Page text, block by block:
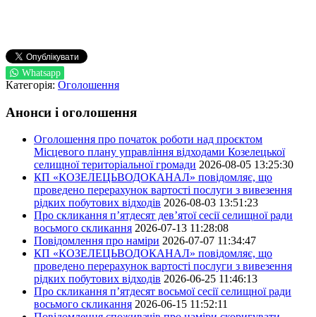
Whatsapp
Категорія: Оголошення
Анонси і оголошення
Оголошення про початок роботи над проєктом
Місцевого плану управління відходами Козелецької
селищної територіальної громади 2026-08-05 13:25:30
КП «КОЗЕЛЕЦЬВОДОКАНАЛ» повідомляє, що
проведено перерахунок вартості послуги з вивезення
рідких побутових відходів 2026-08-03 13:51:23
Про скликання п’ятдесят дев’ятої сесії селищної ради
восьмого скликання 2026-07-13 11:28:08
Повідомлення про наміри 2026-07-07 11:34:47
КП «КОЗЕЛЕЦЬВОДОКАНАЛ» повідомляє, що
проведено перерахунок вартості послуги з вивезення
рідких побутових відходів 2026-06-25 11:46:13
Про скликання п’ятдесят восьмої сесії селищної ради
восьмого скликання 2026-06-15 11:52:11